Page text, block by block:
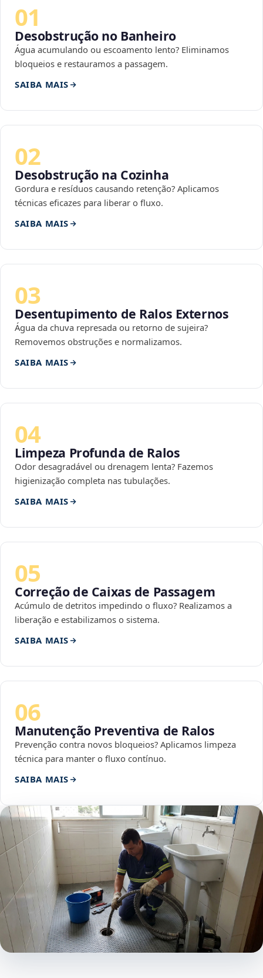
01
Desobstrução no Banheiro
Água acumulando ou escoamento lento? Eliminamos
bloqueios e restauramos a passagem.
SAIBA MAIS
02
Desobstrução na Cozinha
Gordura e resíduos causando retenção? Aplicamos
técnicas eficazes para liberar o fluxo.
SAIBA MAIS
03
Desentupimento de Ralos Externos
Água da chuva represada ou retorno de sujeira?
Removemos obstruções e normalizamos.
SAIBA MAIS
04
Limpeza Profunda de Ralos
Odor desagradável ou drenagem lenta? Fazemos
higienização completa nas tubulações.
SAIBA MAIS
05
Correção de Caixas de Passagem
Acúmulo de detritos impedindo o fluxo? Realizamos a
liberação e estabilizamos o sistema.
SAIBA MAIS
06
Manutenção Preventiva de Ralos
Prevenção contra novos bloqueios? Aplicamos limpeza
técnica para manter o fluxo contínuo.
SAIBA MAIS